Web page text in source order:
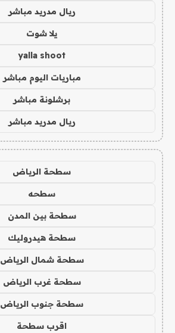
ريال مدريد مباشر
يلا شوت
yalla shoot
مباريات اليوم مباشر
برشلونة مباشر
ريال مدريد مباشر
سطحة الرياض
سطحه
سطحة بين المدن
سطحة هيدروليك
سطحة شمال الرياض
سطحة غرب الرياض
سطحة جنوب الرياض
اقرب سطحة